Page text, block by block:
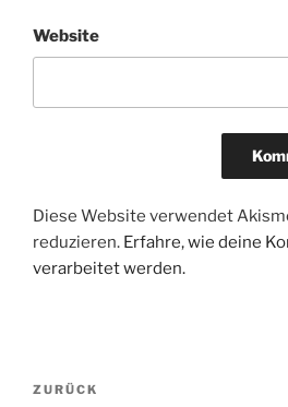
Website
Diese Website verwendet
reduzieren. Erfahre, wie deine
verarbeitet werden.
Beitragsnavigation
Vorheriger
ZURÜCK